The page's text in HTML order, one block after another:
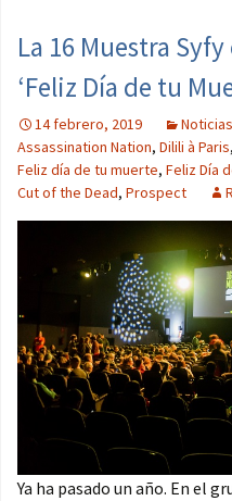
La 16 Muestra
‘Feliz Día de tu
14 febrero, 2019 Noticias
Assassination Nation, Dilili à Paris,
Feliz día de tu muerte, Feliz Día
Cut of the Dead, Prospect
Ya ha pasado un año. En el